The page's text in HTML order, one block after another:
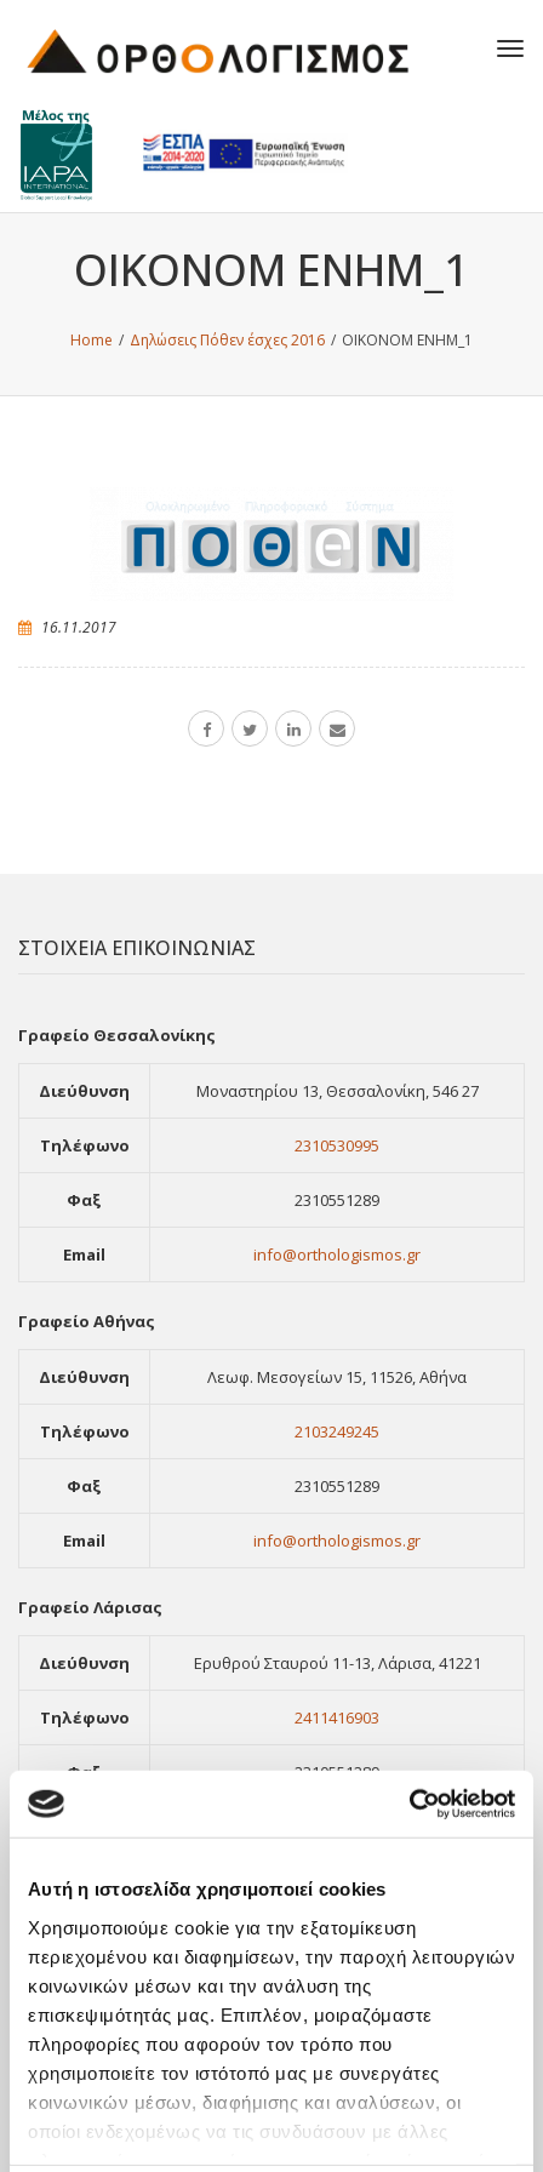
Αυτή η ιστοσελίδα χρησιμοποιεί cookies
Χρησιμοποιούμε cookie για την εξατομίκευση
περιεχομένου και διαφημίσεων, την παροχή λειτουργιών
κοινωνικών μέσων και την ανάλυση της
επισκεψιμότητάς μας. Επιπλέον, μοιραζόμαστε
πληροφορίες που αφορούν τον τρόπο που
χρησιμοποιείτε τον ιστότοπό μας με συνεργάτες
κοινωνικών μέσων, διαφήμισης και αναλύσεων, οι
οποίοι ενδεχομένως να τις συνδυάσουν με άλλες
OIKONOM ENHM_1
Home / Δηλώσεις Πόθεν έσχες 2016 / OIKONOM ENHM_1
16.11.2017
ΣΤΟΙΧΕΙΑ ΕΠΙΚΟΙΝΩΝΙΑΣ
Γραφείο Θεσσαλονίκης
Διεύθυνση Μοναστηρίου 13, Θεσσαλονίκη, 546 27
Τηλέφωνο 2310530995
Φαξ 2310551289
Email info@orthologismos.gr
Γραφείο Αθήνας
Διεύθυνση Λεωφ. Μεσογείων 15, 11526, Αθήνα
Τηλέφωνο 2103249245
Φαξ 2310551289
Email info@orthologismos.gr
Γραφείο Λάρισας
Διεύθυνση Ερυθρού Σταυρού 11-13, Λάρισα, 41221
Τηλέφωνο 2411416903
Φαξ 2310551289
ΝΕΑ